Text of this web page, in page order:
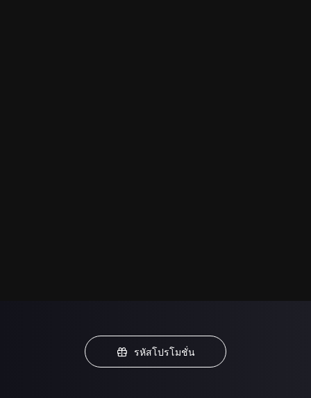
รหัสโปรโมชั่น